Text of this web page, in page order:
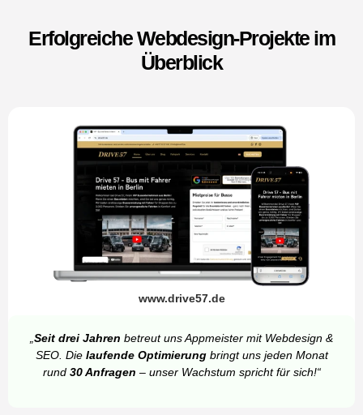
Erfolgreiche Webdesign-Projekte im
Überblick
www.drive57.de
Seit drei Jahren betreut uns Appmeister mit Webdesign &
SEO. Die laufende Optimierungbringt uns jeden Monat
rund 30 Anfragen – unser Wachstum spricht für sich!“